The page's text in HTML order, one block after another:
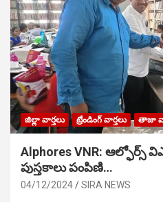
జిల్లా వార్తలు ట్రేండింగ్ వార్తలు తాజా
Alphores VNR: ఆల్ఫోర్స్
పుస్తకాలు పంపిణి…
04/12/2024 SIRA NEWS